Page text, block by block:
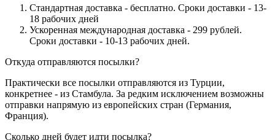
Стандартная доставка - бесплатно. Сроки доставки - 13-
18 рабочих дней
Ускоренная международная доставка - 299 рублей.
Сроки доставки - 10-13 рабочих дней.
Откуда отправляются посылки?
Практически все посылки отправляются из Турции,
конкретнее - из Стамбула. За редким исключением возможны
отправки напрямую из европейских стран (Германия,
Франция).
Сколько дней будет идти посылка?